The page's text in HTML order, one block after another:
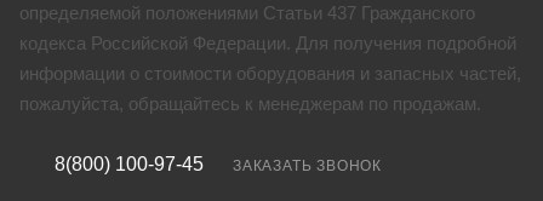
определяемой положениями Статьи 437 Гражданского
кодекса Российской Федерации. Для получения подробной
информации о стоимости оборудования и запасных частей,
пожалуйста, обращайтесь к менеджерам по продажам.
8(800) 100-97-45 ЗАКАЗАТЬ ЗВОНОК